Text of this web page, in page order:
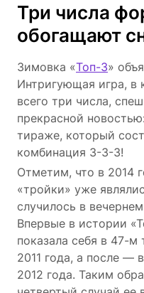
Три числа
обогащают
Зимовка «Топ-3»
Интригующая игра, в
всего три числа,
прекрасной
тираже, который
комбинация 3-3-3!
Отметим, что в 2014
«тройки» уже
случилось в
Впервые в истории
показала себя в 47-м
2011 года, а после —
2012 года. Таким